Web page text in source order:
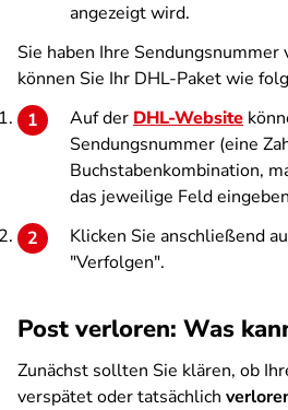
angezeigt wird.
Sie haben Ihre Sendungsnummer
können Sie Ihr DHL-Paket wie
Auf der DHL-Website
Sendungsnummer (eine
Buchstabenkombination,
das jeweilige Feld
Klicken Sie anschließend
"Verfolgen".
Post verloren: Was
Zunächst sollten Sie klären, ob
verspätet oder tatsächlich